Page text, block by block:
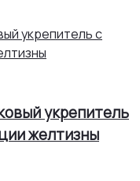
укрепитель
желтизны